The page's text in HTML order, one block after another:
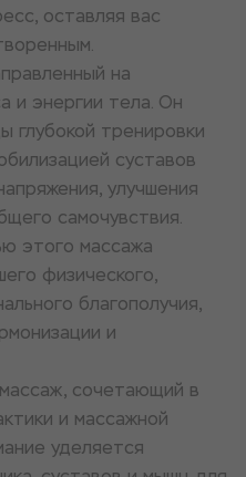
оставляя вас
на
и энергии тела. Он
глубокой тренировки
суставов
улучшения
самочувствия.
этого массажа
физического,
благополучия,
и
сочетающий в
и массажной
уделяется